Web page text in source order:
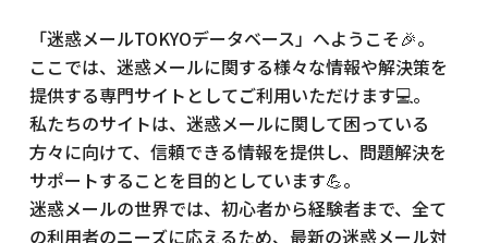
「迷惑メールTOKYOデータベース」へようこそ🎉。
ここでは、迷惑メールに関する様々な情報や解決策を
提供する専門サイトとしてご利用いただけます💻。
私たちのサイトは、迷惑メールに関して困っている
方々に向けて、信頼できる情報を提供し、問題解決を
サポートすることを目的としています💪。
迷惑メールの世界では、初心者から経験者まで、全て
の利用者のニーズに応えるため、最新の迷惑メール対